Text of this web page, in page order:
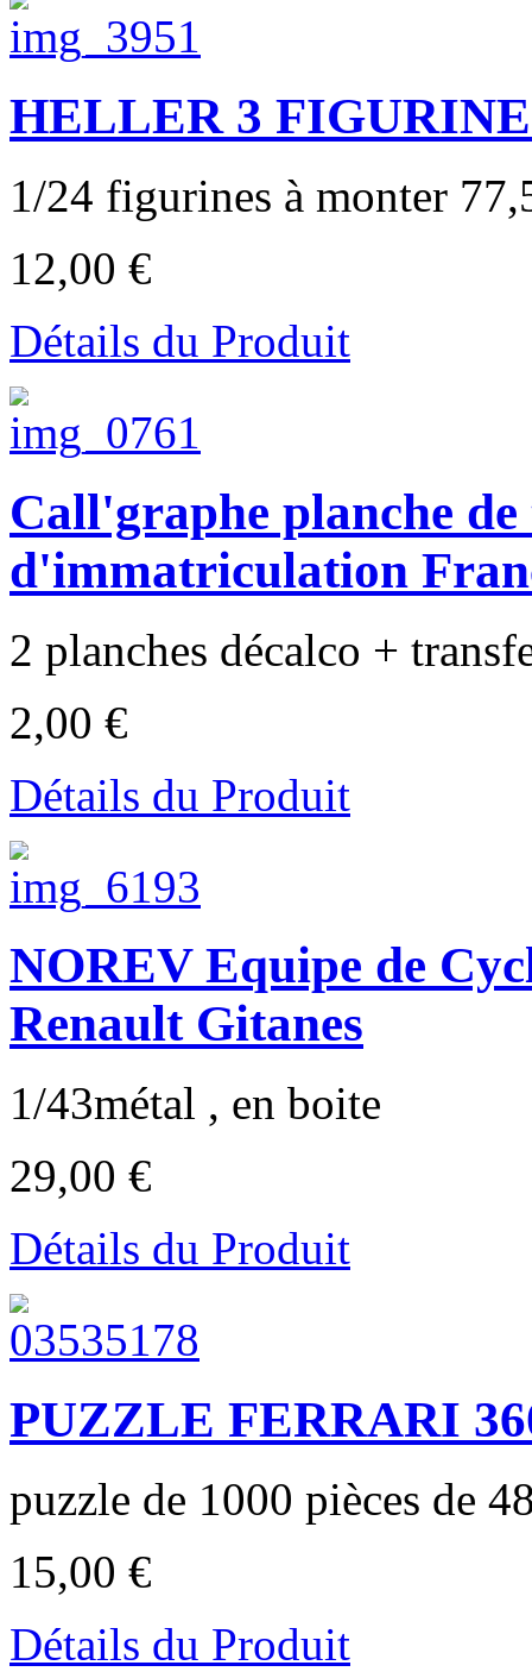
HELLER 3
1/24 figurines à monter
12,00 €
Détails du Produit
Call'graphe planche de
d'immatriculation
2 planches décalco +
2,00 €
Détails du Produit
NOREV Equipe de
Renault Gitanes
1/43métal , en boite
29,00 €
Détails du Produit
PUZZLE FERRARI
puzzle de 1000 pièces de
15,00 €
Détails du Produit